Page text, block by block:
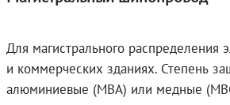
Для магистрального
и коммерческих зданиях. Степень
алюминиевые (МВА) или медные